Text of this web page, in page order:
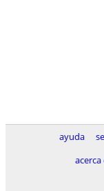
ayuda
acerca